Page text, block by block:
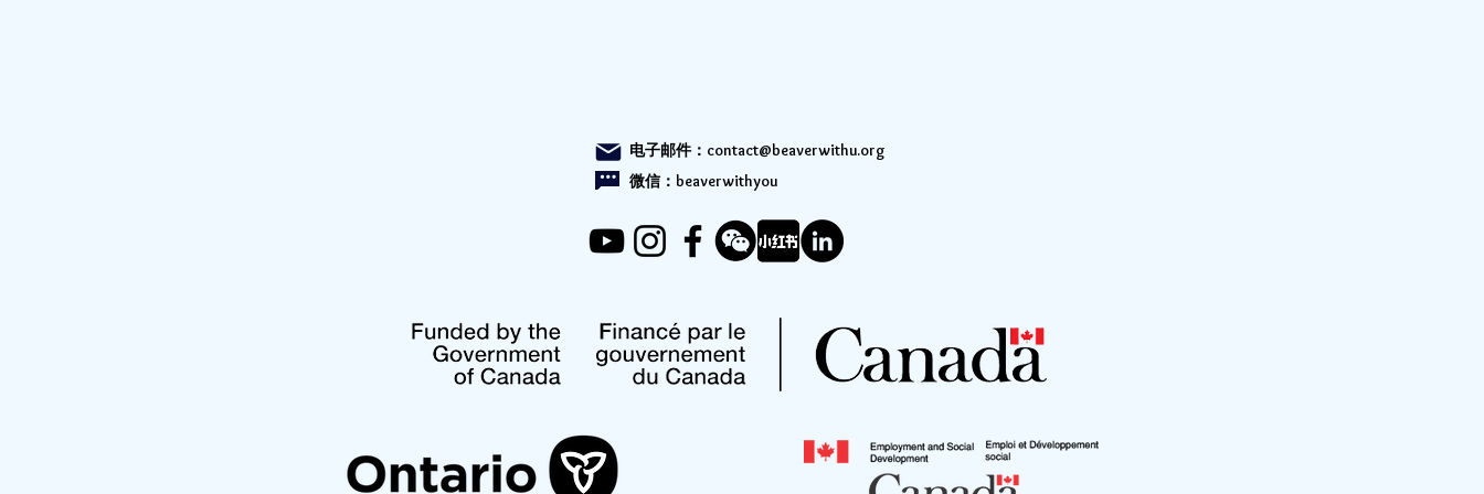
电子邮件： contact@beaverwithu.org
微信：beaverwithyou